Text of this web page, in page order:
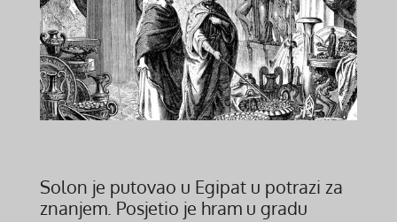
Solon je putovao u Egipat u potrazi za
znanjem. Posjetio je hram u gradu